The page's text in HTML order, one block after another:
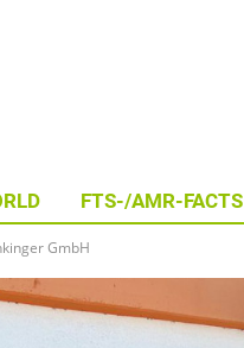
FTS-/AMR-FACTS
GmbH